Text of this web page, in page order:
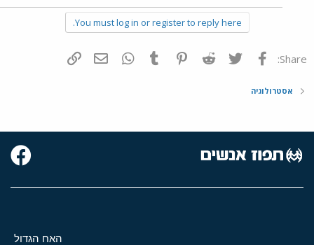
You must log in or register to reply here.
Share: פייסבוק Twitter
Reddit
Pinterest
Tumblr
WhatsAppדואר אלקטרוני
אסטרולוגיה
האח הגדול